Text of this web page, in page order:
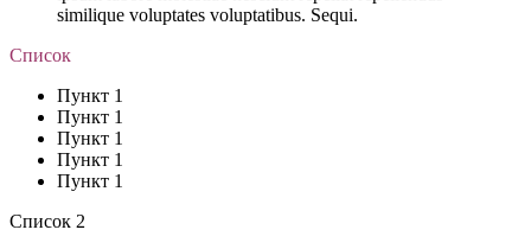
similique voluptates voluptatibus. Sequi.
Список
Пункт 1
Пункт 1
Пункт 1
Пункт 1
Пункт 1
Список 2